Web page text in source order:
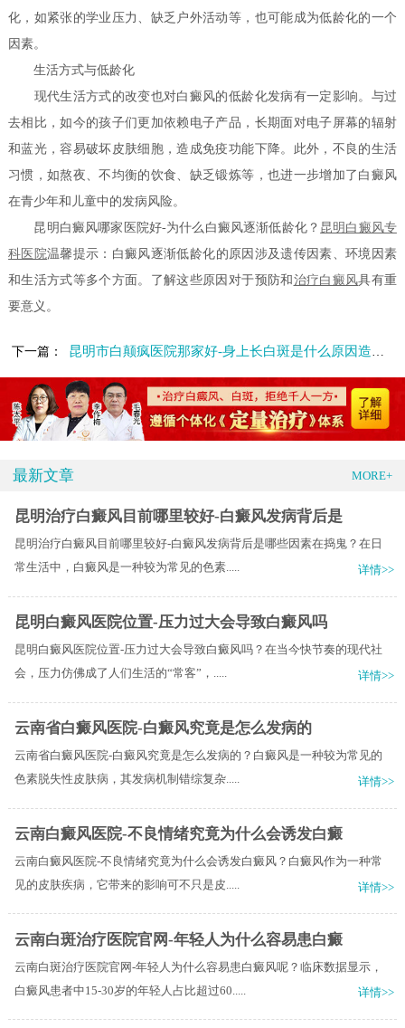
化，如紧张的学业压力、缺乏户外活动等，也可能成为低龄化的一个
因素。
生活方式与低龄化
现代生活方式的改变也对白癜风的低龄化发病有一定影响。与过
去相比，如今的孩子们更加依赖电子产品，长期面对电子屏幕的辐射
和蓝光，容易破坏皮肤细胞，造成免疫功能下降。此外，不良的生活
习惯，如熬夜、不均衡的饮食、缺乏锻炼等，也进一步增加了白癜风
在青少年和儿童中的发病风险。
昆明白癜风哪家医院好-为什么白癜风逐渐低龄化？ 昆明白癜风专
科医院温馨提示：白癜风逐渐低龄化的原因涉及遗传因素、环境因素
和生活方式等多个方面。了解这些原因对于预防和 治疗白癜风具有重
要意义。
下一篇： 昆明市白颠疯医院那家好-身上长白斑是什么原因造成的
最新文章 MORE+
昆明治疗白癜风目前哪里较好-白癜风发病背后是
昆明治疗白癜风目前哪里较好-白癜风发病背后是哪些因素在捣鬼？在日
常生活中，白癜风是一种较为常见的色素.....
详情>>
昆明白癜风医院位置-压力过大会导致白癜风吗
昆明白癜风医院位置-压力过大会导致白癜风吗？在当今快节奏的现代社
会，压力仿佛成了人们生活的“常客”，.....
详情>>
云南省白癜风医院-白癜风究竟是怎么发病的
云南省白癜风医院-白癜风究竟是怎么发病的？白癜风是一种较为常见的
色素脱失性皮肤病，其发病机制错综复杂.....
详情>>
云南白癜风医院-不良情绪究竟为什么会诱发白癜
云南白癜风医院-不良情绪究竟为什么会诱发白癜风？白癜风作为一种常
见的皮肤疾病，它带来的影响可不只是皮.....
详情>>
云南白斑治疗医院官网-年轻人为什么容易患白癜
云南白斑治疗医院官网-年轻人为什么容易患白癜风呢？临床数据显示，
白癜风患者中15-30岁的年轻人占比超过60.....
详情>>